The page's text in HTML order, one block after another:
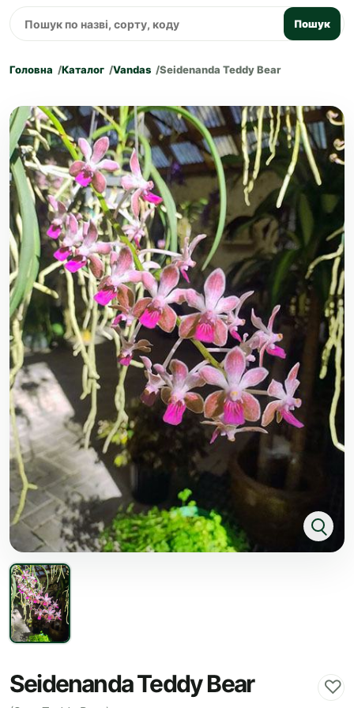
Пошук
Головна Каталог Vandas Seidenanda Teddy Bear
Seidenanda Teddy Bear ♡